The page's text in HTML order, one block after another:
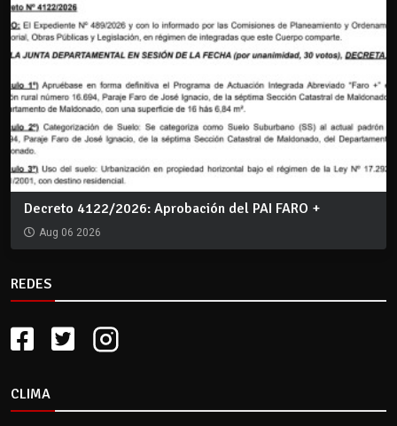
Decreto 4122/2026: Aprobación del PAI FARO +
Aug 06 2026
REDES
CLIMA